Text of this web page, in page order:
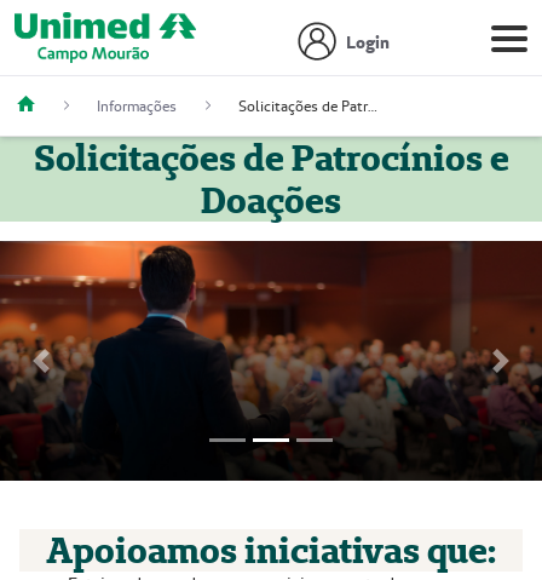
Login
Informações Solicitações de Patrocínios e Doações
Solicitações de Patrocínios e
Doações
Focus first slide
Focus second slide
Focus third slide
Previous Next
Apoioamos iniciativas que: